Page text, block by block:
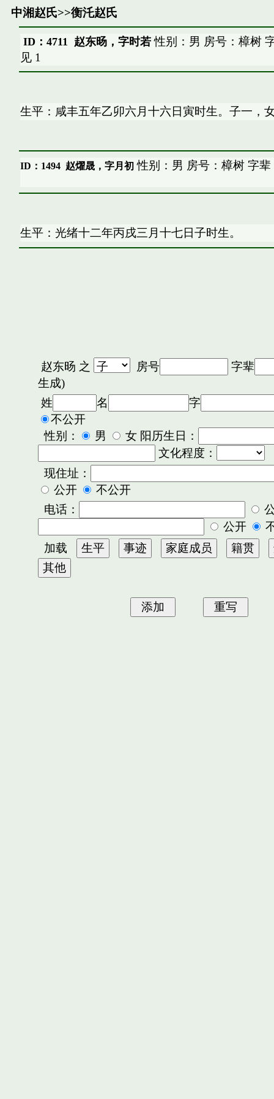
中湘赵氏>>衡汑赵氏
ID：4711 赵东旸，字时若性别：男 房号：樟树
见 1
生平：咸丰五年乙卯六月十六日寅时生。子一，
ID：1494 赵燿晟，字月初性别：男 房号：樟树 字辈
生平：光绪十二年丙戌三月十七日子时生。
赵东旸 之 房号
字辈
生成)
姓
名
字
不公开
性别：
男
女 阳历生日：
文化程度：
现住址：
公开
不公开
电话：
公开
加载